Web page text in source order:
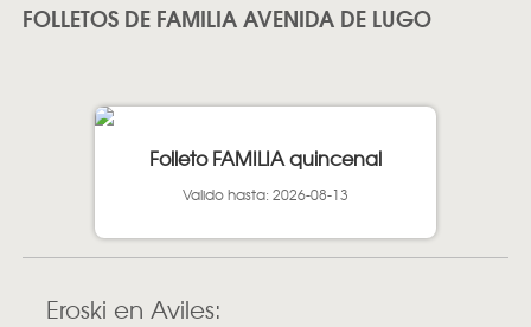
FOLLETOS DE FAMILIA AVENIDA DE LUGO
Folleto FAMILIA quincenal
Valido hasta: 2026-08-13
Eroski en Aviles: